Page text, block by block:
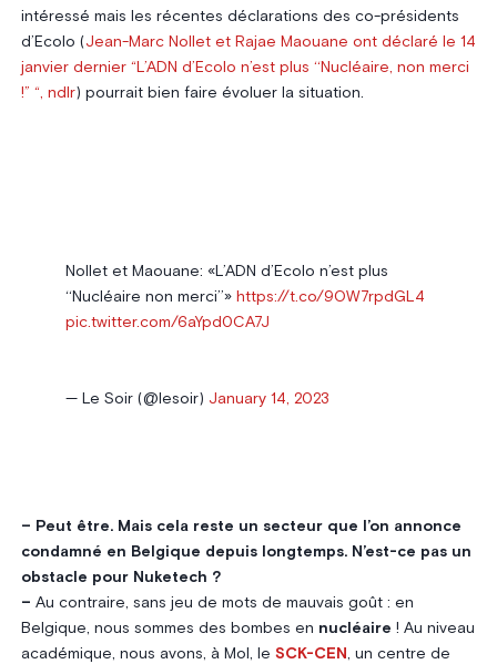
intéressé mais les récentes déclarations des co-présidents
d’Ecolo (Jean-Marc Nollet et Rajae Maouane ont déclaré le 14
janvier dernier “L’ADN d’Ecolo n’est plus ‘‘Nucléaire, non merci
!” “, ndlr) pourrait bien faire évoluer la situation.
Nollet et Maouane: «L’ADN d’Ecolo n’est plus
‘‘Nucléaire non merci’’» https://t.co/9OW7rpdGL4
pic.twitter.com/6aYpd0CA7J
— Le Soir (@lesoir) January 14, 2023
– Peut être. Mais cela reste un secteur que l’on annonce
condamné en Belgique depuis longtemps. N’est-ce pas un
obstacle pour Nuketech ?
– Au contraire, sans jeu de mots de mauvais goût : en
Belgique, nous sommes des bombes en nucléaire ! Au niveau
académique, nous avons, à Mol, le SCK-CEN, un centre de